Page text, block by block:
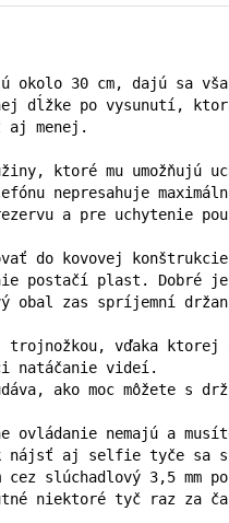
okolo 30 cm, dajú sa
dĺžke po vysunutí,
aj menej.
ktoré mu
nepresahuje
a pre uchytenie
do kovovej
postačí plast. Dobré je
obal zas spríjemní
vďaka
natáčanie videí.
ako moc môžete s
ovládanie nemajú a
nájsť aj selfie tyče sa
slúchadlový 3,5 mm
niektoré tyč raz za